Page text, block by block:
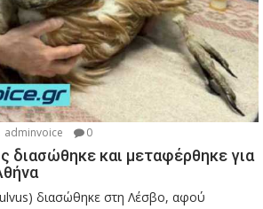
adminvoice 0
διασώθηκε και μεταφέρθηκε για
διασώθηκε στη Λέσβο, αφού